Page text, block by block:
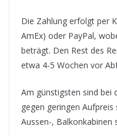
Die Zahlung erfolgt per
AmEx) oder PayPal,
beträgt. Den Rest des
etwa 4-5 Wochen vor
Am günstigsten sind bei
gegen geringen
Aussen-, Balkonkabinen